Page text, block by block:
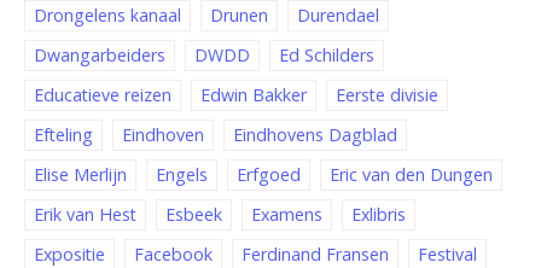
Drongelens kanaal
Drunen
Durendael
Dwangarbeiders
DWDD
Ed Schilders
Educatieve reizen
Edwin Bakker
Eerste divisie
Efteling
Eindhoven
Eindhovens Dagblad
Elise Merlijn
Engels Erfgoed
Eric van den Dungen
Erik van Hest
Esbeek Examens
Exlibris
Expositie
Facebook Ferdinand Fransen
Festival